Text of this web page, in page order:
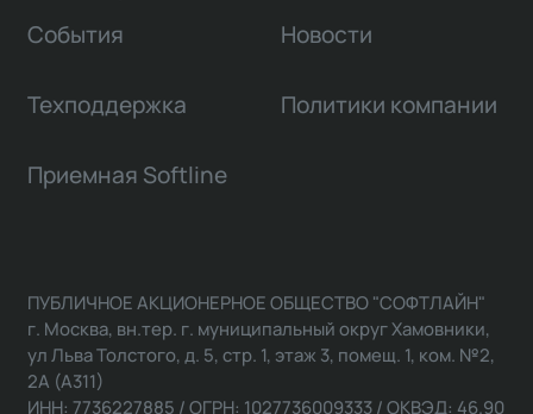
События Новости
Техподдержка Политики компании
Приемная Softline
ПУБЛИЧНОЕ АКЦИОНЕРНОЕ ОБЩЕСТВО "СОФТЛАЙН"
г. Москва, вн.тер. г. муниципальный округ Хамовники,
ул Льва Толстого, д. 5, стр. 1, этаж 3, помещ. 1, ком. №2,
2А (А311)
ИНН: 7736227885 / ОГРН: 1027736009333 / ОКВЭД: 46.90